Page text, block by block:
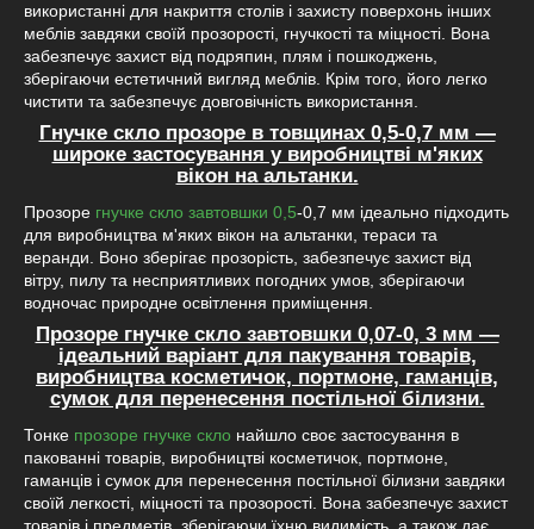
використанні для накриття столів і захисту поверхонь інших
меблів завдяки своїй прозорості, гнучкості та міцності. Вона
забезпечує захист від подряпин, плям і пошкоджень,
зберігаючи естетичний вигляд меблів. Крім того, його легко
чистити та забезпечує довговічність використання.
Гнучке скло прозоре в товщинах 0,5-0,7 мм —
широке застосування у виробництві м'яких
вікон на альтанки.
Прозоре гнучке скло завтовшки 0,5-0,7 мм ідеально підходить
для виробництва м'яких вікон на альтанки, тераси та
веранди. Воно зберігає прозорість, забезпечує захист від
вітру, пилу та несприятливих погодних умов, зберігаючи
водночас природне освітлення приміщення.
Прозоре гнучке скло завтовшки 0,07-0, 3 мм —
ідеальний варіант для пакування товарів,
виробництва косметичок, портмоне, гаманців,
сумок для перенесення постільної білизни.
Тонке прозоре гнучке скло найшло своє застосування в
пакованні товарів, виробництві косметичок, портмоне,
гаманців і сумок для перенесення постільної білизни завдяки
своїй легкості, міцності та прозорості. Вона забезпечує захист